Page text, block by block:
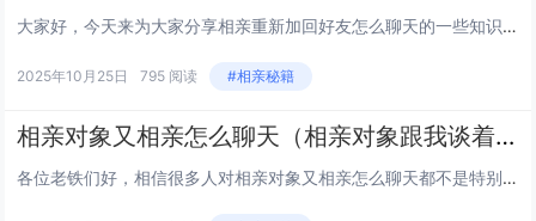
大家好，今天来为大家分享相亲重新加回好友怎么聊天的一些知识点，和相亲过后加了微信该怎么聊的问题解析，大家要是都明白，那么可以忽略，如果不太清楚的话可以看看本篇文章，相信很大概率可以解决您的问题，接下来我们就一起来看看吧！1相亲回来后怎么聊天...
2025年10月25日 795 阅读 #相亲秘籍
相亲对象又相亲怎么聊天（相亲对象跟我谈着又去相亲）
各位老铁们好，相信很多人对相亲对象又相亲怎么聊天都不是特别的了解，因此呢，今天就来为大家分享下关于相亲对象又相亲怎么聊天以及相亲对象跟我谈着又去相亲的问题知识，还望可以帮助大家，解决大家的一些困惑，下面一起来看看吧！ 相亲的时候该怎么聊天...